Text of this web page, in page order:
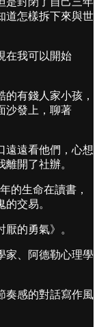
道怎樣拆下來與世
在我可以開始
有錢人家小孩，
沙發上，聊著
遠遠看他們，心想
開了社辦。
的生命在讀書，
交易。
的勇氣》。
家、阿德勒心理學
奏感的對話寫作風